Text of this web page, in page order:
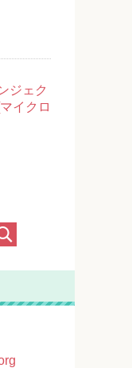
ジェク
イクロ